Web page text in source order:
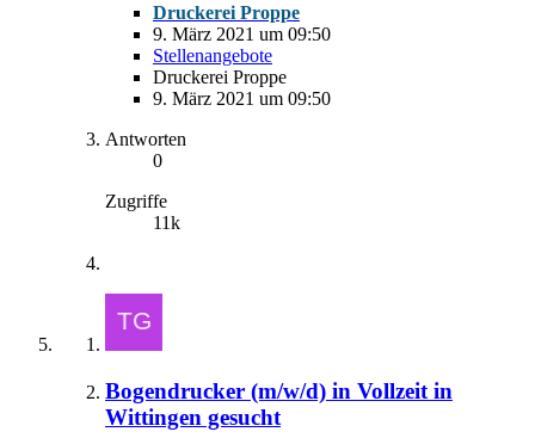
Druckerei Proppe
9. März 2021 um 09:50
Stellenangebote
Druckerei Proppe
9. März 2021 um 09:50
Antworten
0
Zugriffe
11k
Bogendrucker (m/w/d) in Vollzeit in
Wittingen gesucht